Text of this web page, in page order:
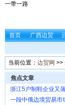
一带一路
首页 广西边贸
当前位置： 边贸网 >>
焦点文章
浙江5户制鞋企业又
一段中俄边境贸易市